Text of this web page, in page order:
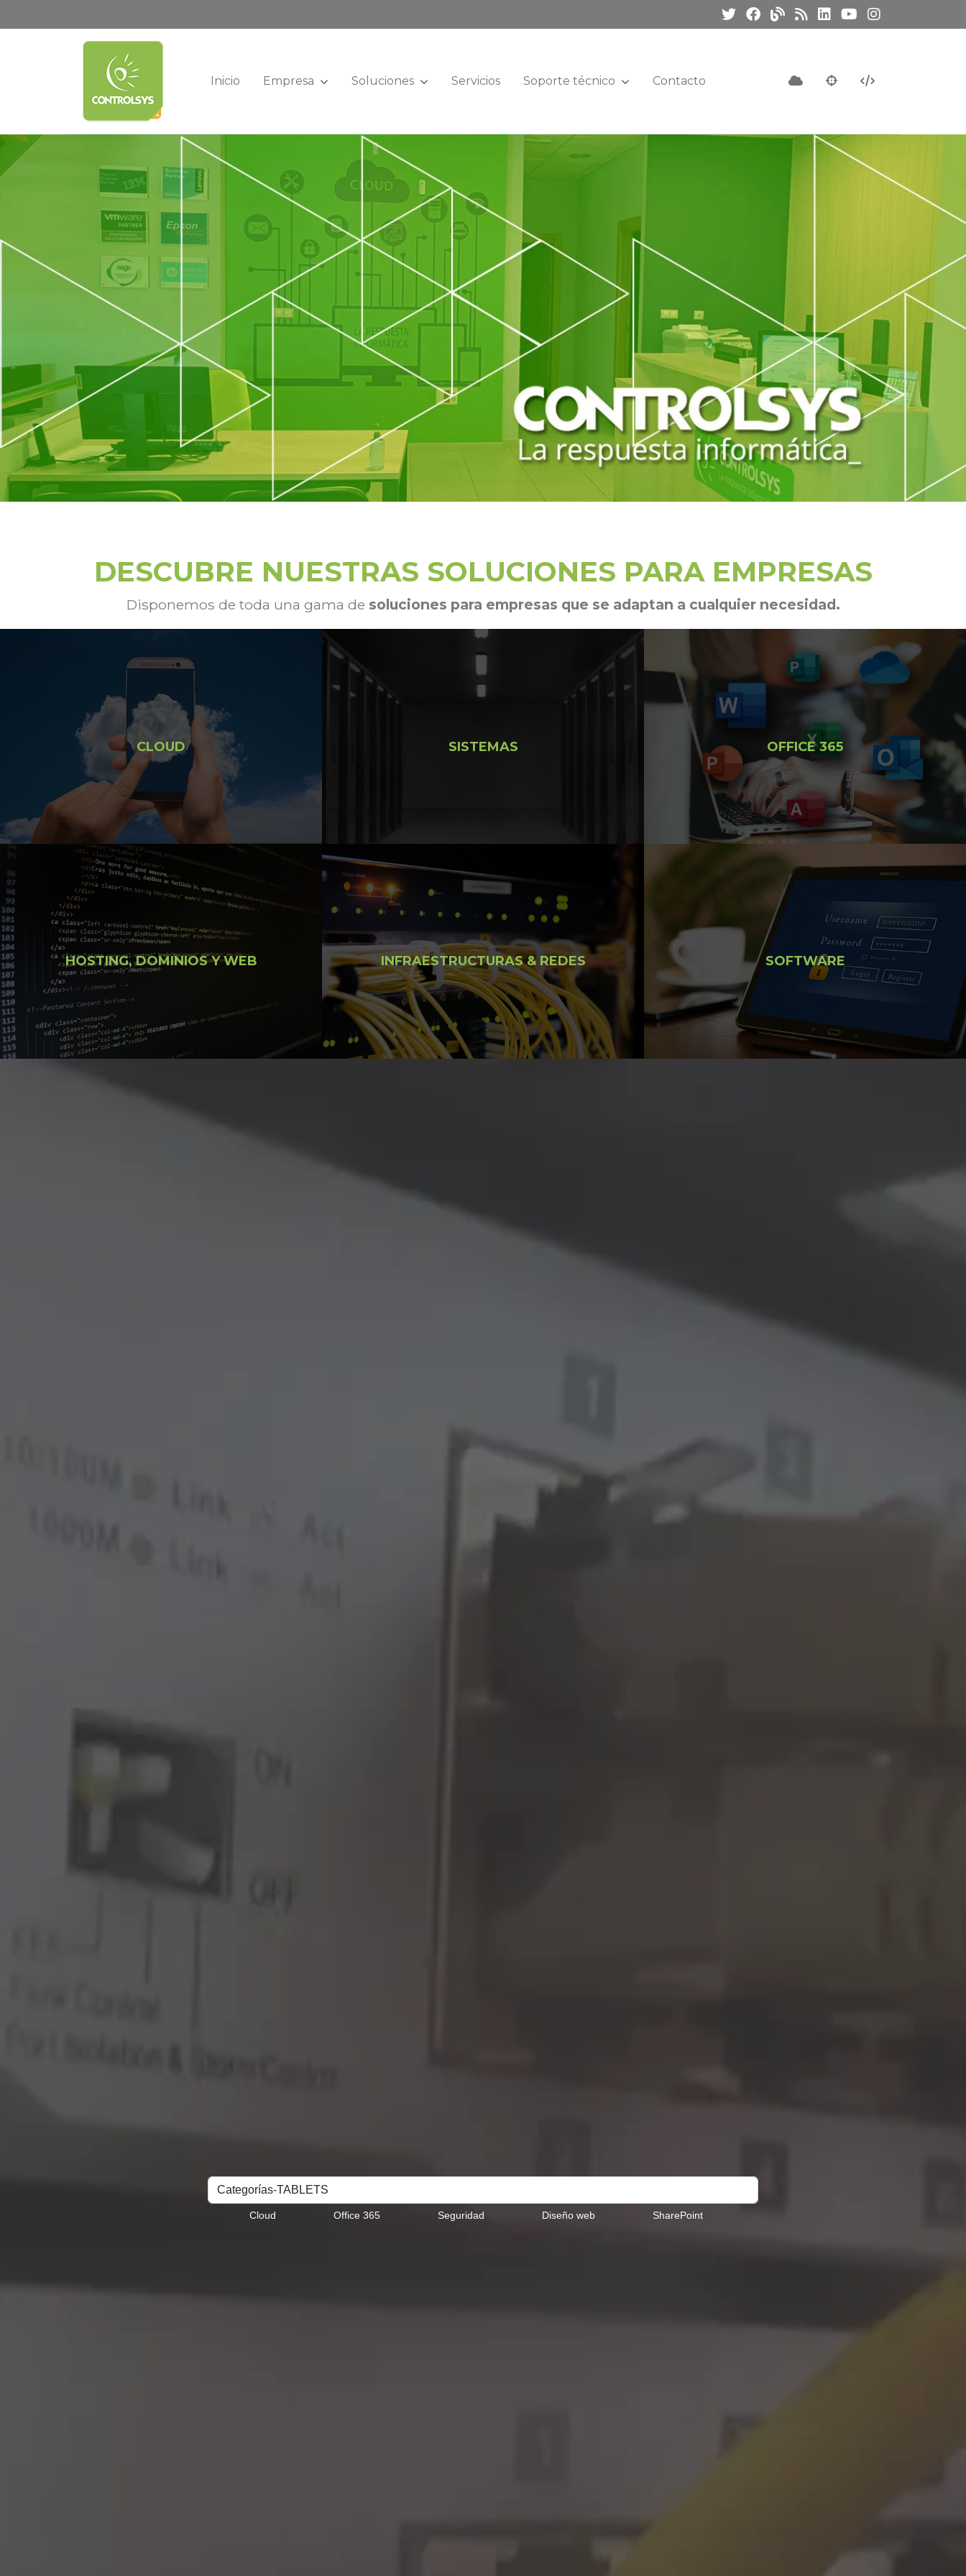
Inicio Empresa Soluciones Servicios Soporte técnico Contacto
DESCUBRE NUESTRAS SOLUCIONES PARA EMPRESAS
Disponemos de toda una gama de soluciones para empresas que se adaptan a cualquier necesidad.
CLOUD SISTEMAS OFFICE 365
HOSTING, DOMINIOS Y WEB INFRAESTRUCTURAS & REDES SOFTWARE
Buscar
Type 2 or more characters for results.
Cloud Office 365 Seguridad Diseño web SharePoint